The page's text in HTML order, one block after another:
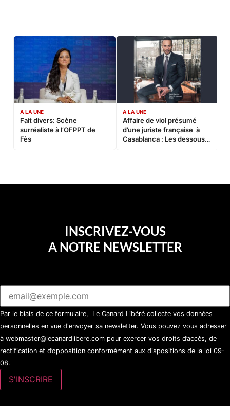
A LA UNE
Fait divers: Scène
surréaliste à l’OFPPT de
Fès
A LA UNE
Affaire de viol présumé
d’une juriste française à
Casablanca : Les dessous
INSCRIVEZ-VOUS
A NOTRE NEWSLETTER
Par le biais de ce formulaire, Le Canard Libéré collecte vos données
personnelles en vue d'envoyer sa newsletter. Vous pouvez vous adresser
à webmaster@lecanardlibere.com pour exercer vos droits d’accès, de
rectification et d’opposition conformément aux dispositions de la loi 09-
08.